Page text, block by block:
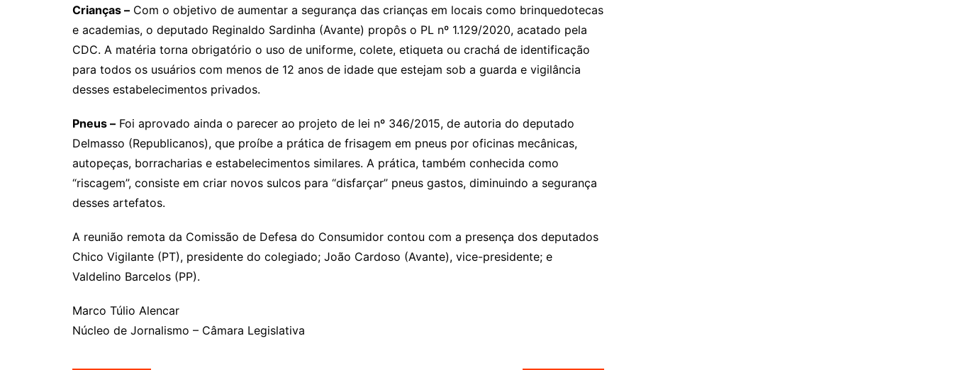
Crianças – Com o objetivo de aumentar a segurança das crianças em locais como brinquedotecas
e academias, o deputado Reginaldo Sardinha (Avante) propôs o PL nº 1.129/2020, acatado pela
CDC. A matéria torna obrigatório o uso de uniforme, colete, etiqueta ou crachá de identificação
para todos os usuários com menos de 12 anos de idade que estejam sob a guarda e vigilância
desses estabelecimentos privados.
Pneus – Foi aprovado ainda o parecer ao projeto de lei nº 346/2015, de autoria do deputado
Delmasso (Republicanos), que proíbe a prática de frisagem em pneus por oficinas mecânicas,
autopeças, borracharias e estabelecimentos similares. A prática, também conhecida como
“riscagem”, consiste em criar novos sulcos para “disfarçar” pneus gastos, diminuindo a segurança
desses artefatos.
A reunião remota da Comissão de Defesa do Consumidor contou com a presença dos deputados
Chico Vigilante (PT), presidente do colegiado; João Cardoso (Avante), vice-presidente; e
Valdelino Barcelos (PP).
Marco Túlio Alencar
Núcleo de Jornalismo – Câmara Legislativa